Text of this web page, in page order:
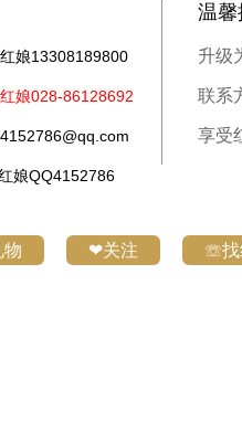
娘13308189800
娘028-86128692
娘QQ4152786
温馨
升级
联系
享受
❤关注 ☏找